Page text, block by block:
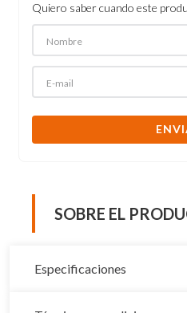
Quiero saber cuando este
SOBRE EL
Especificaciones